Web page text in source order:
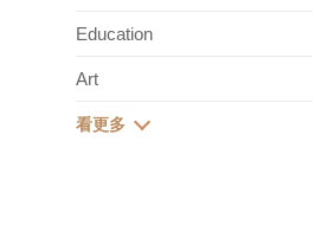
Education
Art